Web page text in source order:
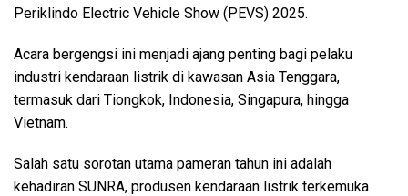
Periklindo Electric Vehicle Show (PEVS) 2025.
Acara bergengsi ini menjadi ajang penting bagi pelaku
industri kendaraan listrik di kawasan Asia Tenggara,
termasuk dari Tiongkok, Indonesia, Singapura, hingga
Vietnam.
Salah satu sorotan utama pameran tahun ini adalah
kehadiran SUNRA, produsen kendaraan listrik terkemuka